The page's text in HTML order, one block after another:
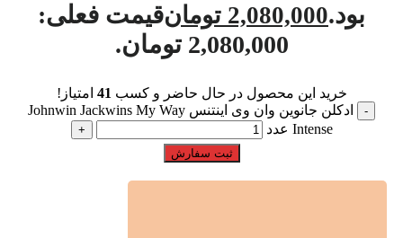
بود.2,080,000 تومانقیمت فعلی:
2,080,000 تومان.
خرید این محصول در حال حاضر و کسب 41 امتیاز!
ادکلن جانوین وان وی اینتنس Johnwin Jackwins My Way
Intense عدد
ثبت سفارش